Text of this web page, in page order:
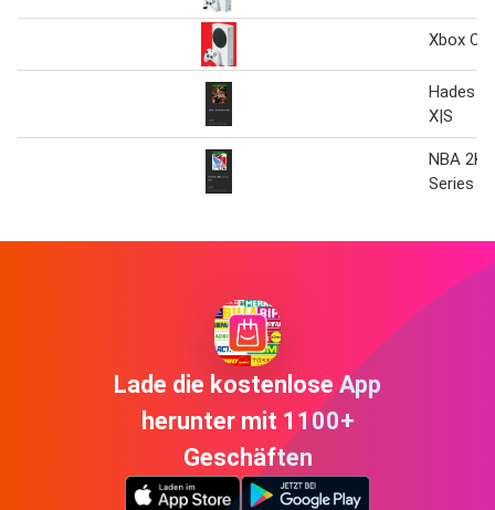
Xbox
Hades
X|S
NBA
Series
Lade die kostenlose App
herunter mit 1100+
Geschäften